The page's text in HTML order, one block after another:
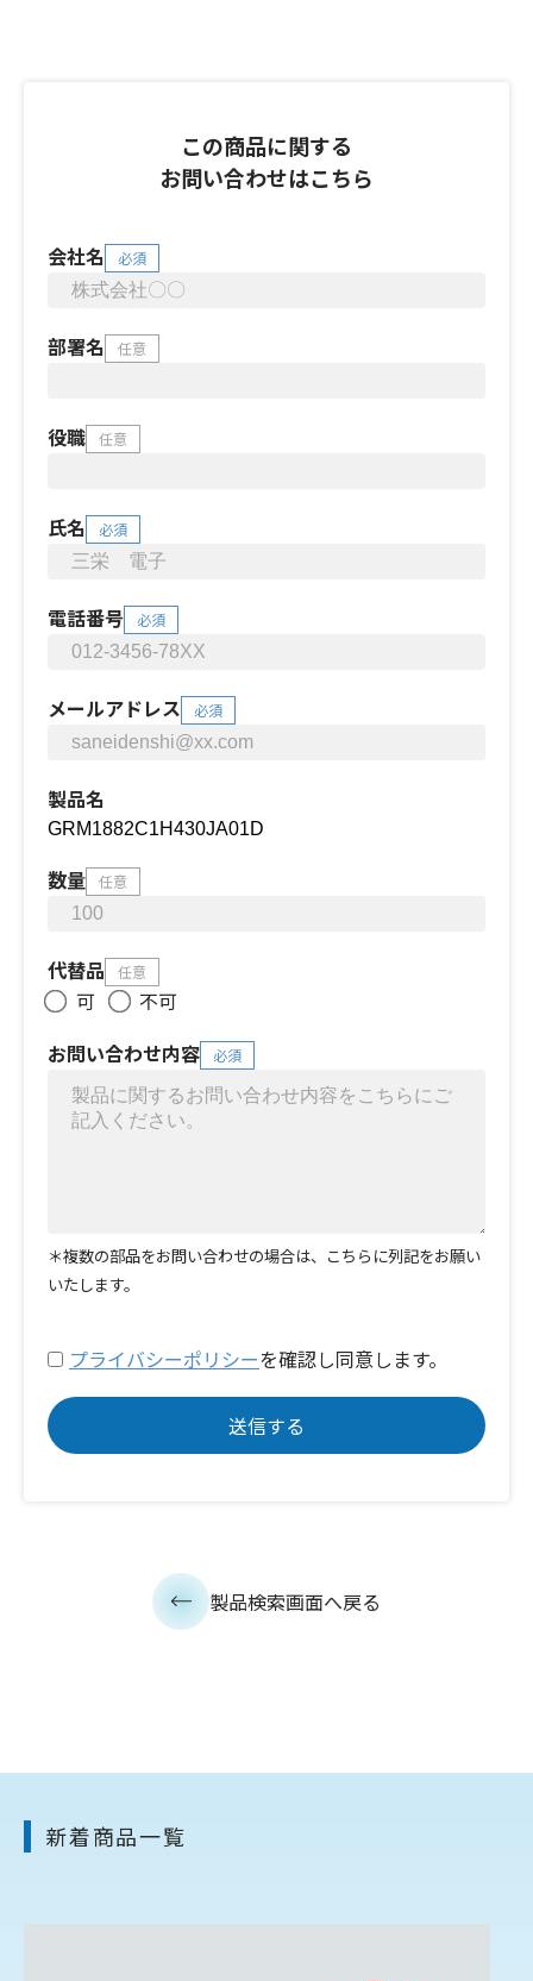
この商品に関する
お問い合わせはこちら
会社名 必須
部署名 任意
役職 任意
氏名 必須
電話番号 必須
メールアドレス 必須
製品名
数量 任意
代替品 任意
可
不可
お問い合わせ内容
必須
＊複数の部品をお問い合わせの場合は、こちらに列記をお願い
いたします。
プライバシーポリシーを確認し同意します。
製品検索画面へ戻る
新着商品一覧